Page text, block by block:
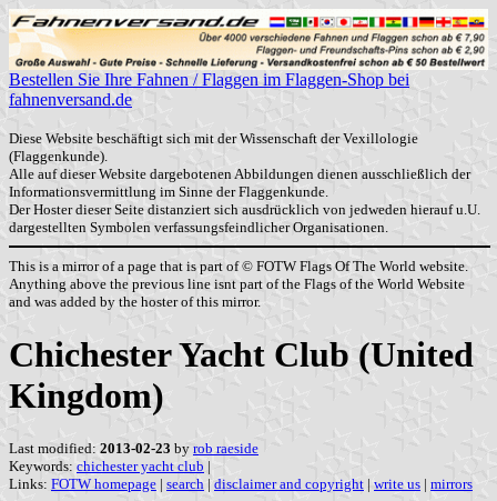
Bestellen Sie Ihre Fahnen / Flaggen im Flaggen-Shop bei
fahnenversand.de
Diese Website beschäftigt sich mit der Wissenschaft der Vexillologie
(Flaggenkunde).
Alle auf dieser Website dargebotenen Abbildungen dienen ausschließlich der
Informationsvermittlung im Sinne der Flaggenkunde.
Der Hoster dieser Seite distanziert sich ausdrücklich von jedweden hierauf u.U.
dargestellten Symbolen verfassungsfeindlicher Organisationen.
This is a mirror of a page that is part of © FOTW Flags Of The World website.
Anything above the previous line isnt part of the Flags of the World Website
and was added by the hoster of this mirror.
Chichester Yacht Club (United
Kingdom)
Last modified: 2013-02-23 by rob raeside
Keywords: chichester yacht club |
Links: FOTW homepage | search | disclaimer and copyright | write us | mirrors